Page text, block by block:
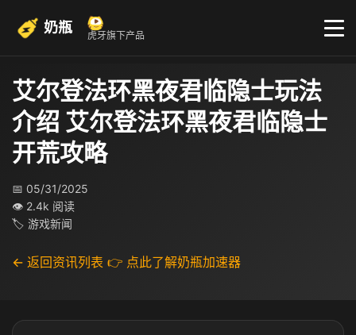
奶瓶 虎牙旗下产品
艾尔登法环黑夜君临隐士玩法
介绍 艾尔登法环黑夜君临隐士
开荒攻略
📅 05/31/2025
👁 2.4k 阅读
🏷 游戏新闻
← 返回资讯列表 👉 点此了解奶瓶加速器